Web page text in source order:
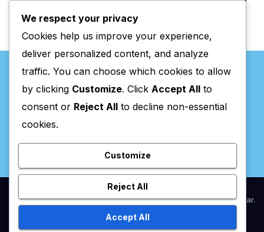
Valpaços Online
Proudly powered by WordPress|Theme:NewsupbyThemeansar.
HomeAnunciar / AssinaturasEstatuto EditorialFicha Técnica
We respect your privacy
Cookies help us improve your experience,
deliver personalized content, and analyze
traffic. You can choose which cookies to allow
by clicking Customize. Click Accept All to
consent or Reject All to decline non-essential
cookies.
Customize
Reject All
Accept All